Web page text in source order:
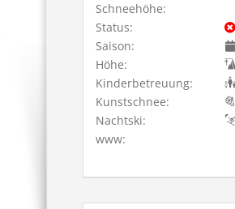
Schneehöhe:
Status:
Saison:
Höhe:
Kinderbetreuung:
Kunstschnee:
Nachtski:
www: